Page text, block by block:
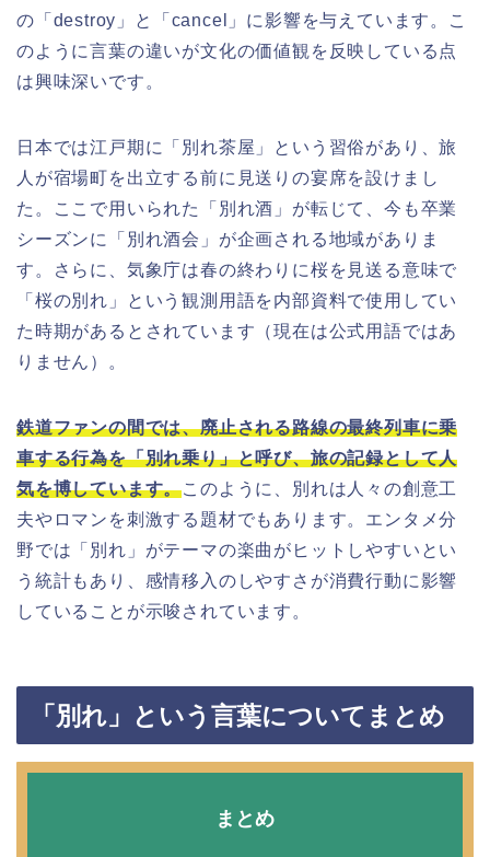
の「destroy」と「cancel」に影響を与えています。こ
のように言葉の違いが文化の価値観を反映している点
は興味深いです。
日本では江戸期に「別れ茶屋」という習俗があり、旅
人が宿場町を出立する前に見送りの宴席を設けまし
た。ここで用いられた「別れ酒」が転じて、今も卒業
シーズンに「別れ酒会」が企画される地域がありま
す。さらに、気象庁は春の終わりに桜を見送る意味で
「桜の別れ」という観測用語を内部資料で使用してい
た時期があるとされています（現在は公式用語ではあ
りません）。
鉄道ファンの間では、廃止される路線の最終列車に乗
車する行為を「別れ乗り」と呼び、旅の記録として人
気を博しています。このように、別れは人々の創意工
夫やロマンを刺激する題材でもあります。エンタメ分
野では「別れ」がテーマの楽曲がヒットしやすいとい
う統計もあり、感情移入のしやすさが消費行動に影響
していることが示唆されています。
「別れ」という言葉についてまとめ
まとめ